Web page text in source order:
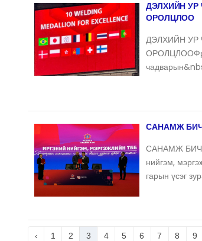
ДЭЛХИЙН
ОРОЛЦЛОО
ДЭЛХИЙН
САНАМЖ
САНАМЖ
нийгэм,
гарын үсэг
‹ 1 2 3 4 5 6 7 8 9